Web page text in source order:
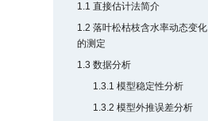
1.1 直接估计法简介
1.2 落叶松枯枝含水率动态变化
的测定
1.3 数据分析
1.3.1 模型稳定性分析
1.3.2 模型外推误差分析